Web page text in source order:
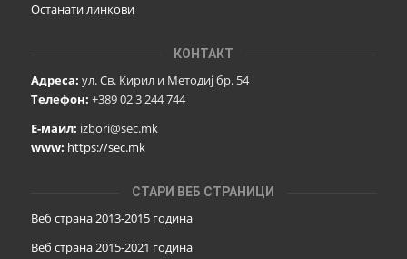
Останати линкови
КОНТАКТ
Адреса: ул. Св. Кирил и Методиј бр. 54
Телефон: +389 02 3 244 744
Е-маил: izbori@sec.mk
www: https://sec.mk
СТАРИ ВЕБ СТРАНИЦИ
Веб страна 2013-2015 година
Веб страна 2015-2021 година